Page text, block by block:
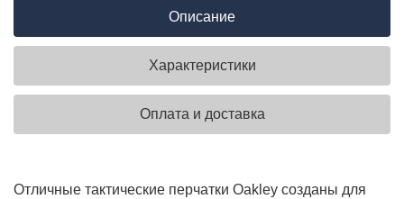
Описание
Характеристики
Оплата и доставка
Отличные тактические перчатки Oakley созданы для